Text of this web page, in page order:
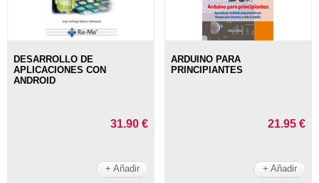
DESARROLLO DE
APLICACIONES CON
ANDROID
31.90 €
+ Añadir
ARDUINO PARA
PRINCIPIANTES
21.95 €
+ Añadir